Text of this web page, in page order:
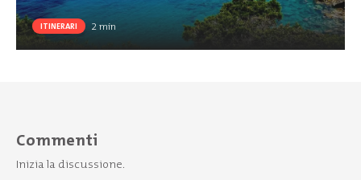
ITINERARI 2min
Commenti
Inizia la discussione.